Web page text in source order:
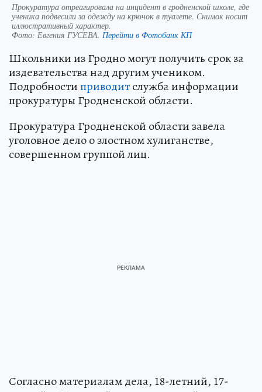
Прокуратура отреагировала на инцидент в гродненской школе, где
ученика подвесили за одежду на крючок в туалете. Снимок носит
иллюстративный характер.
Фото: Евгения ГУСЕВА. Перейти в Фотобанк КП
Школьники из Гродно могут получить срок за
издевательства над другим учеником.
Подробностиприводитслужба информации
прокуратуры Гродненской области.
Прокуратура Гродненской области завела
уголовное дело о злостном хулиганстве,
совершенном группой лиц.
Согласно материалам дела, 18-летний, 17-